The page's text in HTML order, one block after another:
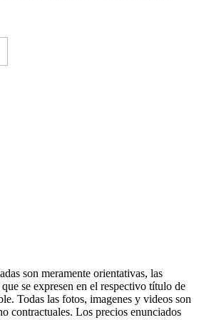
son meramente orientativas, las
se expresen en el respectivo título de
Todas las fotos, imagenes y videos son
contractuales. Los precios enunciados